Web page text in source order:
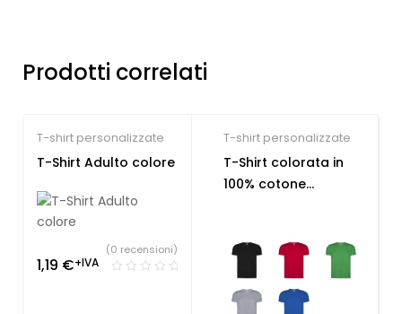
Prodotti correlati
T-shirt personalizzate
T-Shirt Adulto colore
1,19 €+IVA
(0 recensioni)
T-shirt personalizzate
T-Shirt colorata in
100% cotone